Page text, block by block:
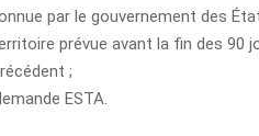
par le gouvernement des
prévue avant la fin des 90
;
ESTA.